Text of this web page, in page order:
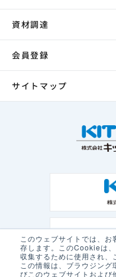
このウェブサイトでは、
存します。このCookieは
収集するために使用され、
この情報は、ブラウジン
びこのウェブサイトおよび
資材調達
会員登録
サイトマップ